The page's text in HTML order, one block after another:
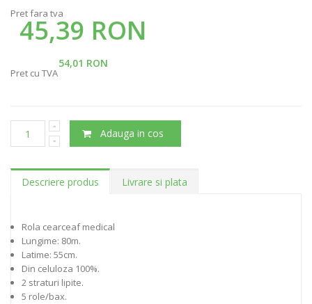
Pret fara tva
45,39 RON
54,01 RON
Pret cu TVA
Adauga in cos
Descriere produs Livrare si plata
Rola cearceaf medical
Lungime: 80m.
Latime: 55cm.
Din celuloza 100%.
2 straturi lipite.
5 role/bax.